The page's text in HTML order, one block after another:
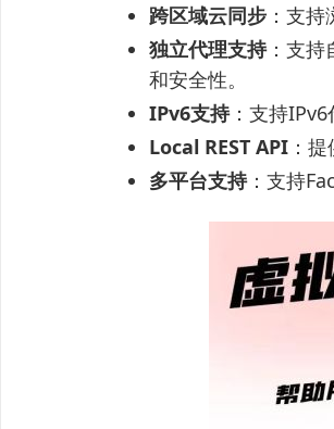
跨区域云同步 ：支
独立代理支持：支持
和安全性。
IPv6支持：支持IPv6
Local REST API ：
多平台支持：支持